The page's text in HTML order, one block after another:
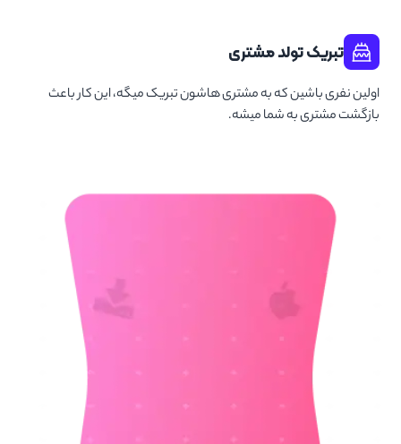
تبریک تولد مشتری
اولین نفری باشین که به مشتری هاشون تبریک میگه، این کار باعث
بازگشت مشتری به شما میشه.